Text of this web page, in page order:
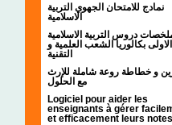
نمادج للامتحان الجهوي التربية
الاسلامية
دروس التربية الاسلامية
الاولى بكالوريا الشعب العلمية و
التقنية
و خطاطة روعة شاملة للإرث
مع الحلول
Logiciel pour aider les
enseignants à gérer
et efficacement leurs